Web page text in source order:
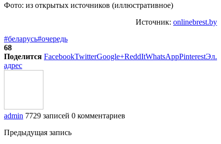
Фото: из открытых источников (иллюстративное)
Источник: onlinebrest.by
#беларусь#очередь
68
Поделится FacebookTwitterGoogle+ReddItWhatsAppPinterestЭл.
адрес
admin 7729 записей 0 комментариев
Предыдущая запись